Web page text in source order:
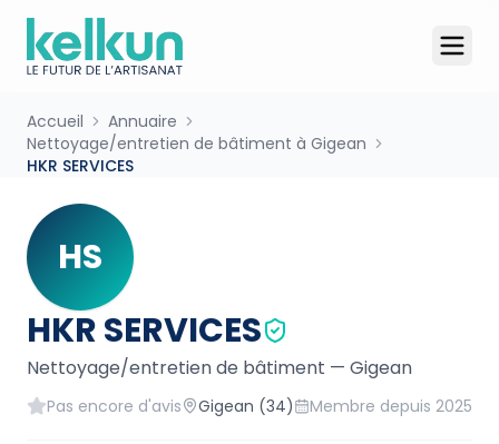
Accueil
Annuaire
Nettoyage/entretien de bâtiment à Gigean
HKR SERVICES
HS
HKR SERVICES
Nettoyage/entretien de bâtiment — Gigean
Pas encore d'avis Gigean (34) Membre depuis 2025